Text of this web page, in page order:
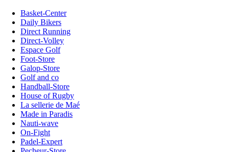
Basket-Center
Daily Bikers
Direct Running
Direct-Volley
Espace Golf
Foot-Store
Galop-Store
Golf and co
Handball-Store
House of Rugby
La sellerie de Maé
Made in Paradis
Nauti-wave
On-Fight
Padel-Expert